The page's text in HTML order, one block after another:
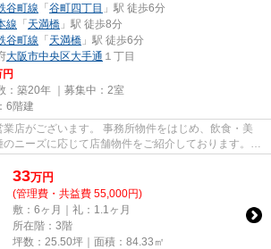
谷町線 「谷町四丁目 」駅 徒歩6分
線 「天満橋 」駅 徒歩8分
谷町線 「天満橋 」駅 徒歩6分
大阪市中央区大手通 １丁目
円
：築20年 ｜募集中： 2室
6階建
店がございます。 事務所物件をはじめ、飲食・美
ニーズに応じて店舗物件をご紹介しております。
一切...
33万円
(管理費・共益費 55,000円)
敷：6ヶ月｜礼：1.1ヶ月
所在階：3階
坪数：25.50坪｜面積：84.33㎡